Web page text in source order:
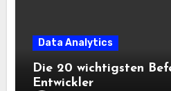
Data Analytics
Die 20 wichtigsten
Entwickler